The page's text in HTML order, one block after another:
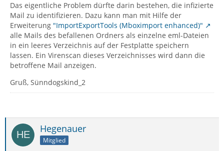
Das eigentliche Problem dürfte darin bestehen, die infizierte
Mail zu identifizieren. Dazu kann man mit Hilfe der
Erweiterung "ImportExportTools (Mboximport enhanced)"
alle Mails des befallenen Ordners als einzelne eml-Dateien
in ein leeres Verzeichnis auf der Festplatte speichern
lassen. Ein Virenscan dieses Verzeichnisses wird dann die
betroffene Mail anzeigen.
Gruß, Sünndogskind_2
Hegenauer
Mitglied